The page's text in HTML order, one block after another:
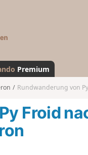
a
n
d
Premium
Rundwanderung von
Froid